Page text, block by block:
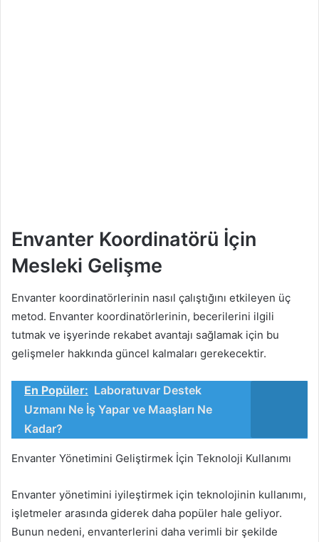
Envanter Koordinatörü İçin
Mesleki Gelişme
Envanter koordinatörlerinin nasıl çalıştığını etkileyen üç
metod. Envanter koordinatörlerinin, becerilerini ilgili
tutmak ve işyerinde rekabet avantajı sağlamak için bu
gelişmeler hakkında güncel kalmaları gerekecektir.
En Popüler: Laboratuvar Destek
Uzmanı Ne İş Yapar ve Maaşları Ne
Kadar?
Envanter Yönetimini Geliştirmek İçin Teknoloji Kullanımı
Envanter yönetimini iyileştirmek için teknolojinin kullanımı,
işletmeler arasında giderek daha popüler hale geliyor.
Bunun nedeni, envanterlerini daha verimli bir şekilde